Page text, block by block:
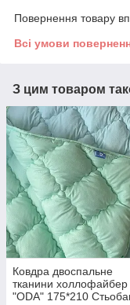
Повернення товару
Всі умови
З цим товаром
Ковдра двоспальне
тканини холлофайбер
"ODA" 175*210